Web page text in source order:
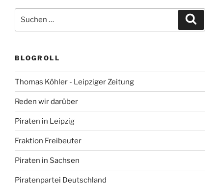
nach:
BLOGROLL
Thomas Köhler - Leipziger Zeitung
Reden wir darüber
Piraten in Leipzig
Fraktion Freibeuter
Piraten in Sachsen
Piratenpartei Deutschland